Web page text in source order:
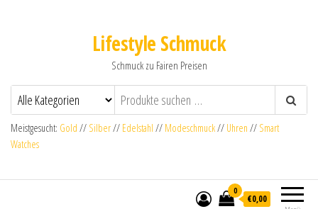
Lifestyle Schmuck
Schmuck zu Fairen Preisen
Meistgesucht: Gold // Silber// Edelstahl // Modeschmuck// Uhren // Smart
Watches
0
€0,00